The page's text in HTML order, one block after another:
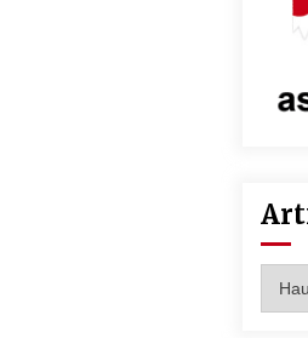
hilez